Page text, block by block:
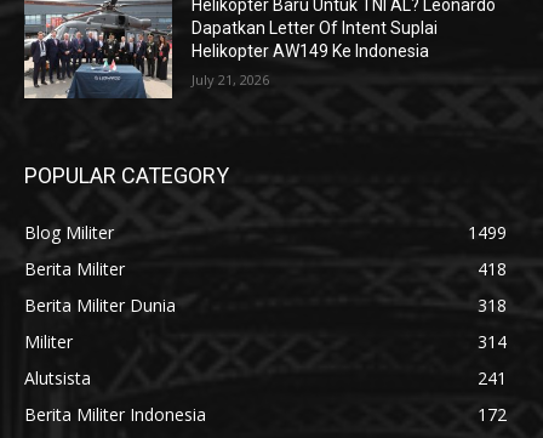
Helikopter Baru Untuk TNI AL? Leonardo
Dapatkan Letter Of Intent Suplai
Helikopter AW149 Ke Indonesia
July 21, 2026
POPULAR CATEGORY
Blog Militer
1499
Berita Militer
418
Berita Militer Dunia
318
Militer
314
Alutsista
241
Berita Militer Indonesia
172